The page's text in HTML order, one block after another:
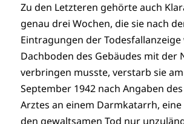
Zu den Letzteren gehörte auch
genau drei Wochen, die sie nach
Eintragungen der
Dachboden des Gebäudes mit der
verbringen musste, verstarb sie am
September 1942 nach Angaben
Arztes an einem Darmkatarrh,
den gewaltsamen Tod nur